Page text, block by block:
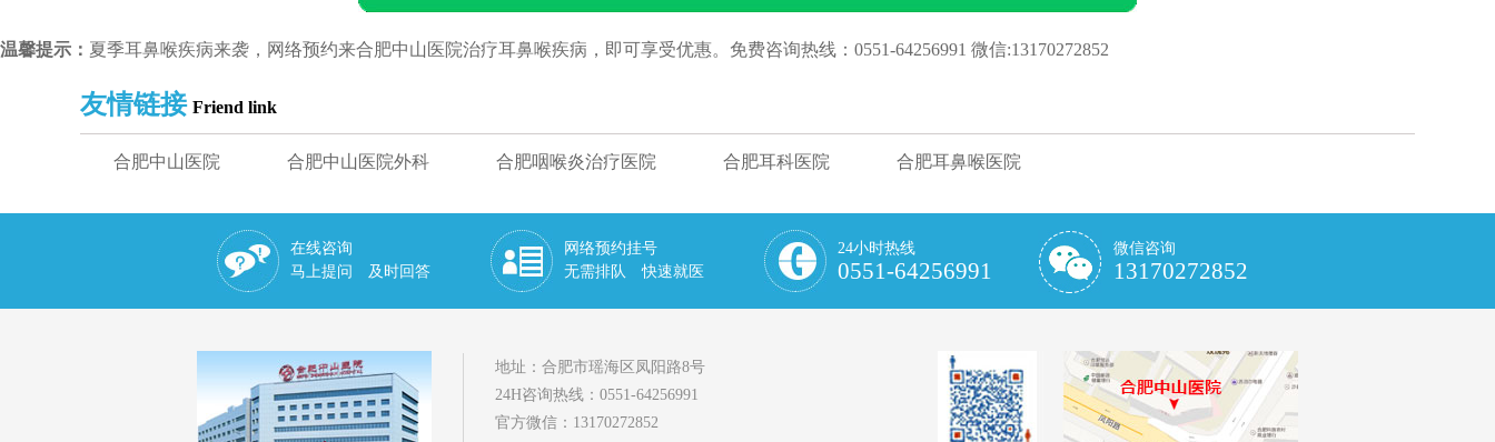
温馨提示： 夏季耳鼻喉疾病来袭，网络预约来合肥中山医院治疗耳鼻喉疾病，即可享受优惠。免费咨询热线：0551-64256991 微信:13170272852
友情链接 Friend link
合肥中山医院 合肥中山医院外科 合肥咽喉炎治疗医院 合肥耳科医院 合肥耳鼻喉医院
在线咨询
马上提问 及时回答
网络预约挂号
无需排队 快速就医
24小时热线
0551-64256991
微信咨询
13170272852
地址：合肥市瑶海区凤阳路8号
24H咨询热线：0551-64256991
官方微信：13170272852